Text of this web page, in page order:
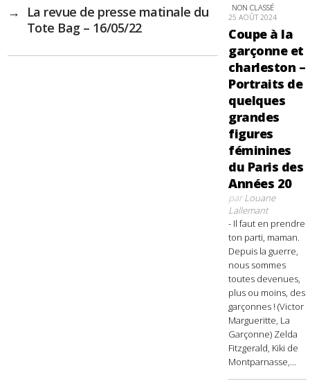
→
La revue de presse matinale du
Tote Bag – 16/05/22
NON CLASSÉ
25 AOÛT 2024
Coupe à la
garçonne et
charleston –
Portraits de
quelques
grandes
figures
féminines
du Paris des
Années 20
parLouane
Lallemant
- Il faut en prendre
ton parti, maman.
Depuis la guerre,
nous sommes
toutes devenues,
plus ou moins, des
garçonnes ! (Victor
Margueritte, La
Garçonne) Zelda
Fitzgerald, Kiki de
Montparnasse,...